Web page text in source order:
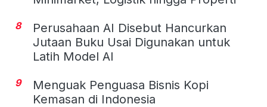
8
Perusahaan AI Disebut Hancurkan
Jutaan Buku Usai Digunakan untuk
Latih Model AI
9
Menguak Penguasa Bisnis Kopi
Kemasan di Indonesia